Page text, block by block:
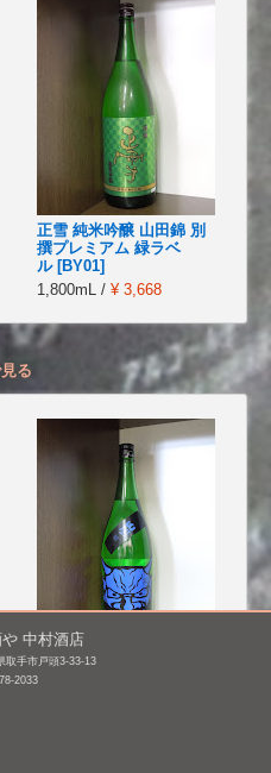
正雪 純米吟醸 山田錦 別
撰プレミアム 緑ラベ
ル [BY01]
1,800mL / ¥ 3,668
る
山間 特別本醸造 仕込み7
号 無濾過生原酒 鬼山間
中村酒店
取手市戸頭3-33-13
2033